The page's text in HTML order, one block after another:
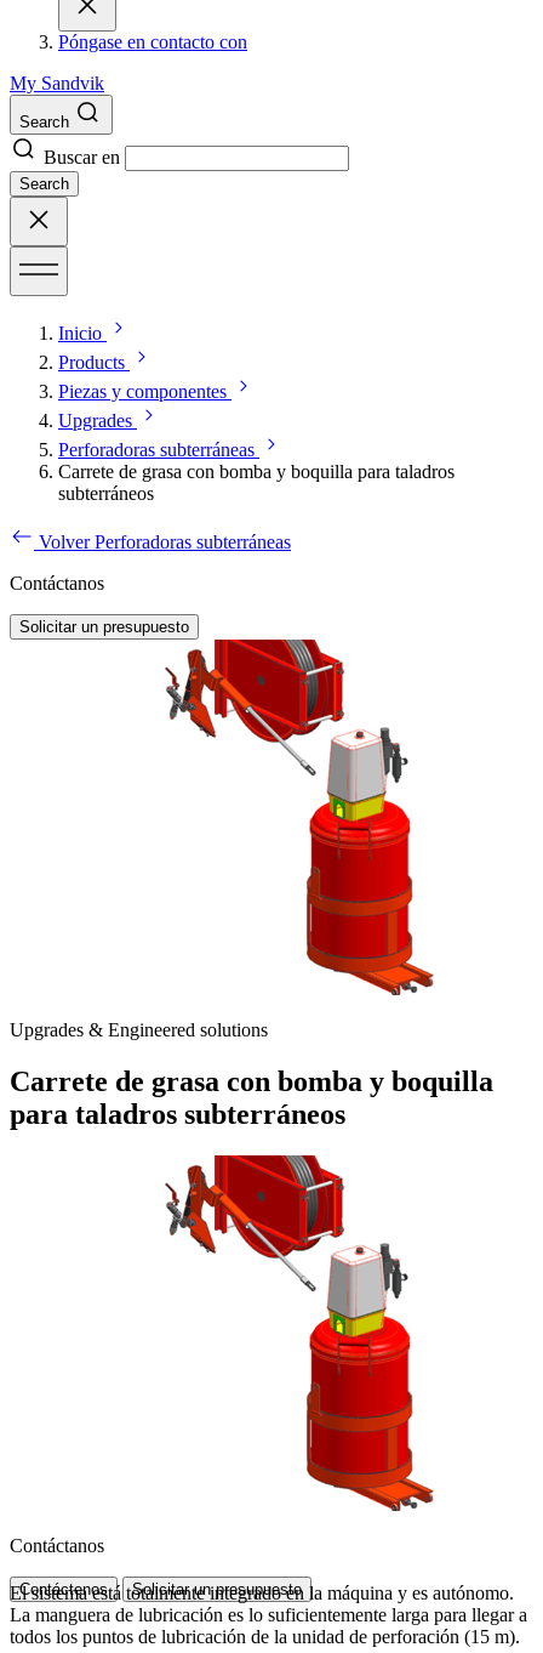
Póngase en contacto con
My Sandvik
Search
Buscar en
Search
Inicio
Products
Piezas y componentes
Upgrades
Perforadoras subterráneas
Carrete de grasa con bomba y boquilla para taladros
subterráneos
Volver Perforadoras subterráneas
Contáctanos
Solicitar un presupuesto
Upgrades & Engineered solutions
Carrete de grasa con bomba y boquilla
para taladros subterráneos
Contáctanos
Contáctenos Solicitar un presupuesto
El sistema está totalmente integrado en la máquina y es autónomo.
La manguera de lubricación es lo suficientemente larga para llegar a
todos los puntos de lubricación de la unidad de perforación (15 m).